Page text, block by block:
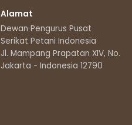
Alamat
Dewan Pengurus Pusat
Serikat Petani Indonesia
Jl. Mampang Prapatan XIV, No.11
Jakarta - Indonesia 12790